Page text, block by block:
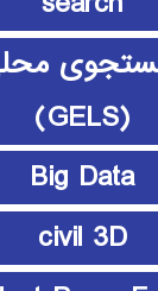
(GELS)
Big Data
civil 3D